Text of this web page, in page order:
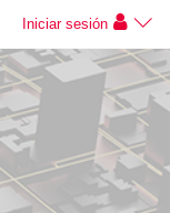
Iniciar sesión